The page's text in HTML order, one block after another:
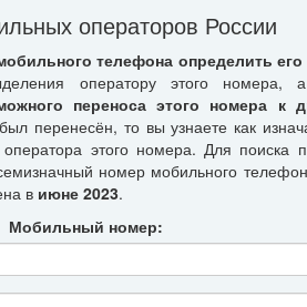
операторов России
телефона определить его
оператору этого номера,
переноса этого номера к
перенесён, то вы узнаете как
этого номера. Для поиска
номер мобильного
в июне 2023.
Мобильный номер: